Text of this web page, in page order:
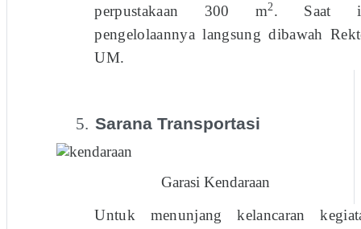
perpustakaan 300 m2. Saat
pengelolaannya langsung dibawah
UM.
5. Sarana Transportasi
Garasi Kendaraan
Untuk menunjang kelancaran